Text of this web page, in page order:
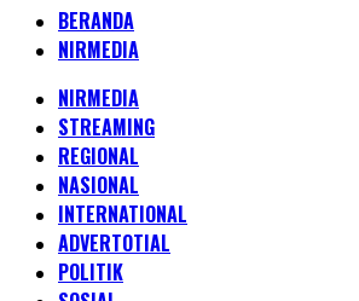
BERANDA
NIRMEDIA
NIRMEDIA
STREAMING
REGIONAL
NASIONAL
INTERNATIONAL
ADVERTOTIAL
POLITIK